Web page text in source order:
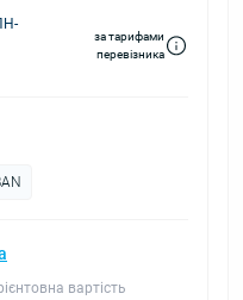
за тарифами
перевізника
вартість